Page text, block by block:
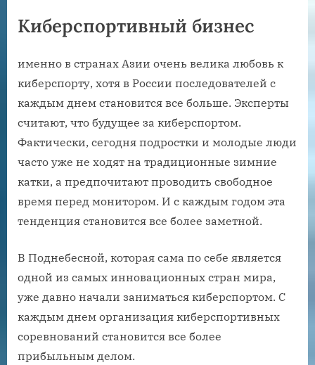
Киберспортивный бизнес
именно в странах Азии очень велика любовь к
киберспорту, хотя в России последователей с
каждым днем ​​становится все больше. Эксперты
считают, что будущее за киберспортом.
Фактически, сегодня подростки и молодые люди
часто уже не ходят на традиционные зимние
катки, а предпочитают проводить свободное
время перед монитором. И с каждым годом эта
тенденция становится все более заметной.
В Поднебесной, которая сама по себе является
одной из самых инновационных стран мира,
уже давно начали заниматься киберспортом. С
каждым днем ​​организация киберспортивных
соревнований становится все более
прибыльным делом.